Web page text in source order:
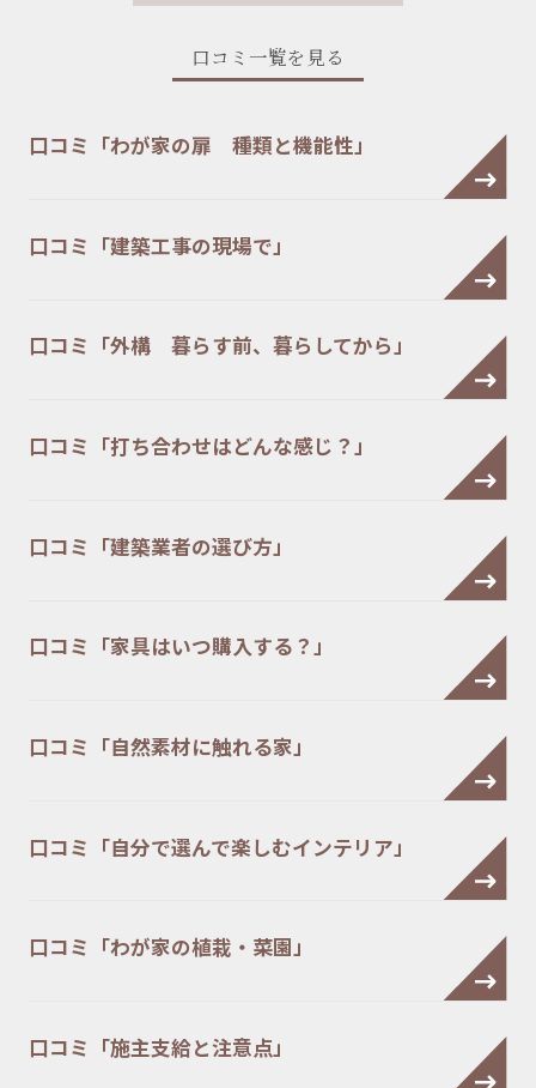
口コミ一覧を見る
口コミ「わが家の扉 種類と機能性」
口コミ「建築工事の現場で」
口コミ「外構 暮らす前、暮らしてから」
口コミ「打ち合わせはどんな感じ？」
口コミ「建築業者の選び方」
口コミ「家具はいつ購入する？」
口コミ「自然素材に触れる家」
口コミ「自分で選んで楽しむインテリア」
口コミ「わが家の植栽・菜園」
口コミ「施主支給と注意点」